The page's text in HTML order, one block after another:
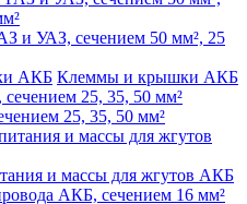
и УАЗ, сечением 50 мм², 25
Клеммы и крышки АКБ
25, 35, 50 мм²
и массы для жгутов АКБ